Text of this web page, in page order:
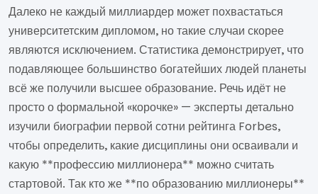
Далеко не каждый миллиардер может похвастаться
университетским дипломом, но такие случаи скорее
являются исключением. Статистика демонстрирует, что
подавляющее большинство богатейших людей планеты
всё же получили высшее образование. Речь идёт не
просто о формальной «корочке» — эксперты детально
изучили биографии первой сотни рейтинга Forbes,
чтобы определить, какие дисциплины они осваивали и
какую **профессию миллионера** можно считать
стартовой. Так кто же **по образованию миллионеры**